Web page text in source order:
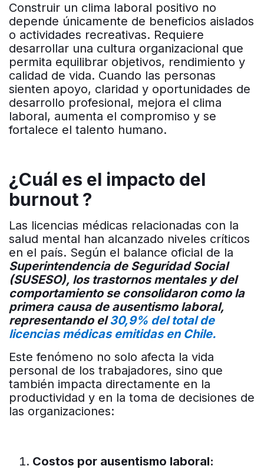
Construir un clima laboral positivo no
depende únicamente de beneficios aislados
o actividades recreativas. Requiere
desarrollar una cultura organizacional que
permita equilibrar objetivos, rendimiento y
calidad de vida. Cuando las personas
sienten apoyo, claridad y oportunidades de
desarrollo profesional, mejora el clima
laboral, aumenta el compromiso y se
fortalece el talento humano.
¿Cuál es el impacto del
burnout ?
Las licencias médicas relacionadas con la
salud mental han alcanzado niveles críticos
en el país. Según el balance oficial de la
Superintendencia de Seguridad Social
(SUSESO), los trastornos mentales y del
comportamiento se consolidaron como la
primera causa de ausentismo laboral,
representando el 30,9% del total de
licencias médicas emitidas en Chile.
Este fenómeno no solo afecta la vida
personal de los trabajadores, sino que
también impacta directamente en la
productividad y en la toma de decisiones de
las organizaciones:
Costos por ausentismo laboral: